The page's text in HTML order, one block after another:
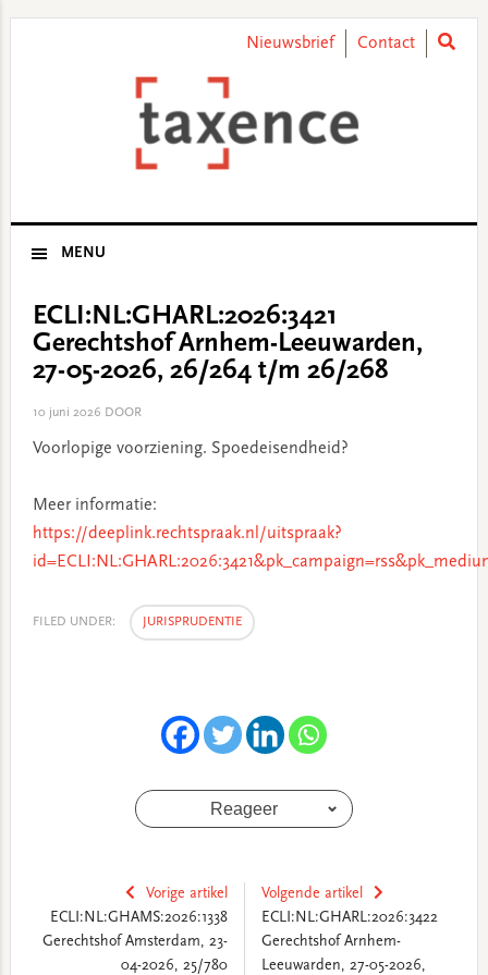
Nieuwsbrief Contact
MENU
ECLI:NL:GHARL:2026:3421
Gerechtshof Arnhem-Leeuwarden,
27-05-2026, 26/264 t/m 26/268
10 juni 2026 DOOR
Voorlopige voorziening. Spoedeisendheid?
Meer informatie:
https://deeplink.rechtspraak.nl/uitspraak?
FILED UNDER: JURISPRUDENTIE
Reageer
Vorige artikel
ECLI:NL:GHAMS:2026:1338
Gerechtshof Amsterdam, 23-
04-2026, 25/780
Volgende artikel
ECLI:NL:GHARL:2026:3422
Gerechtshof Arnhem-
Leeuwarden, 27-05-2026,